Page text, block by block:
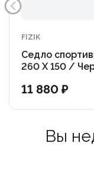
FIZIK
Седло
260 X 150 /
11 880 ₽
Вы